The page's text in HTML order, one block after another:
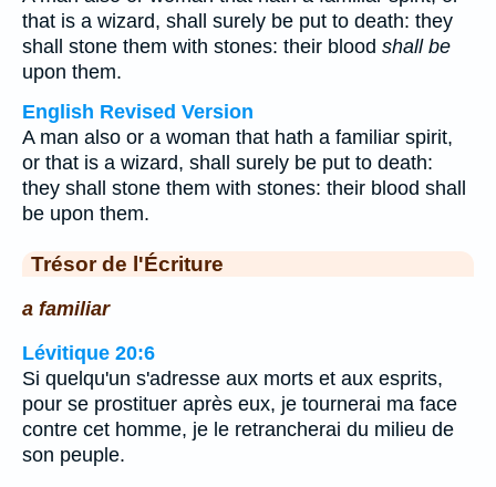
that is a wizard, shall surely be put to death: they
shall stone them with stones: their blood shall be
upon them.
English Revised Version
A man also or a woman that hath a familiar spirit,
or that is a wizard, shall surely be put to death:
they shall stone them with stones: their blood shall
be upon them.
Trésor de l'Écriture
a familiar
Lévitique 20:6
Si quelqu'un s'adresse aux morts et aux esprits,
pour se prostituer après eux, je tournerai ma face
contre cet homme, je le retrancherai du milieu de
son peuple.